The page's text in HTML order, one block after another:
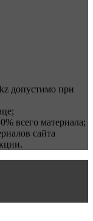
допустимо при
всего материала;
сайта